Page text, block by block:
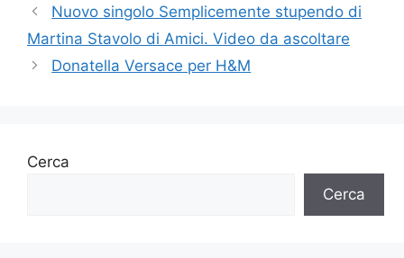
Nuovo singolo Semplicemente stupendo di
Martina Stavolo di Amici. Video da ascoltare
Donatella Versace per H&M
Cerca
Cerca